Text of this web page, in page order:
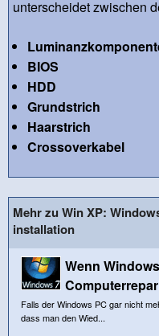
unterscheidet zwischen
BIOS
HDD
Grundstrich
Haarstrich
Crossoverkabel
Mehr zu Win XP:
installation
Wenn
Falls der Windows PC gar nicht
dass man den Wied...